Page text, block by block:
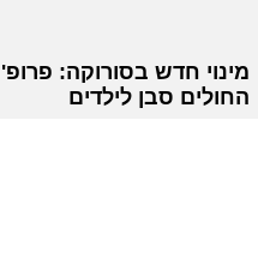
מינוי חדש בסורוקה:
החולים סבן לילדים